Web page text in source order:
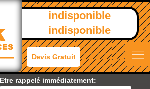
indisponible
indisponible
Devis Gratuit
Etre rappelé immédiatement: